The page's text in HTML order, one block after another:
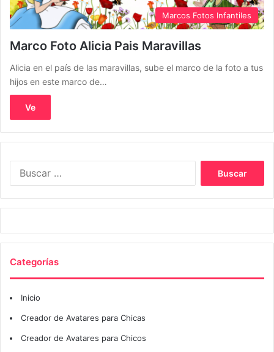
Marcos Fotos Infantiles
Marco Foto Alicia Pais Maravillas
Alicia en el país de las maravillas, sube el marco de la foto a tus
hijos en este marco de…
Ve
Categorías
Inicio
Creador de Avatares para Chicas
Creador de Avatares para Chicos